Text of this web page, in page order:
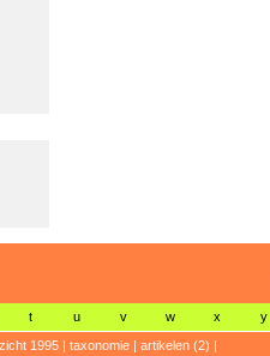
t u v w x y
1995| taxonomie| artikelen (2) |